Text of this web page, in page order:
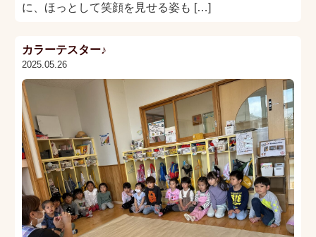
に、ほっとして笑顔を見せる姿も […]
カラーテスター♪
2025.05.26